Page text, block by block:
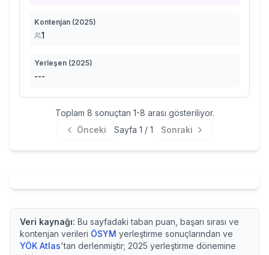
Kontenjan (2025)
1
Yerleşen (2025)
---
Toplam 8 sonuçtan 1-8 arası gösteriliyor.
Önceki
Sayfa 1 / 1 Sonraki
Veri kaynağı: Bu sayfadaki taban puan, başarı sırası ve
kontenjan verileri ÖSYM yerleştirme sonuçlarından ve
YÖK Atlas'tan derlenmiştir; 2025 yerleştirme dönemine